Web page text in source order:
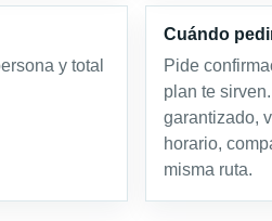
y total
Cuándo
Pide
plan te
garantizado,
horario,
misma ruta.